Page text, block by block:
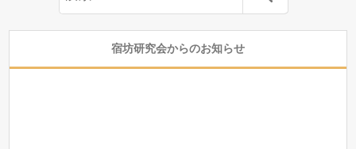
宿坊研究会からのお知らせ